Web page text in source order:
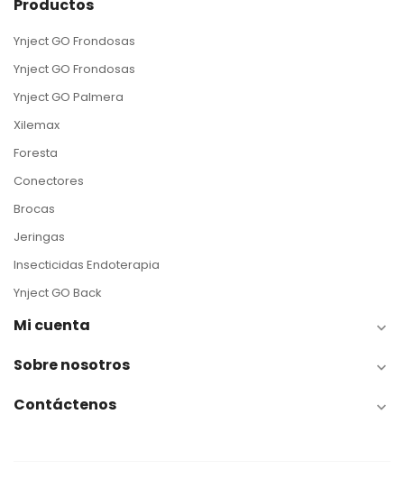
Productos
Ynject GO Frondosas
Ynject GO Frondosas
Ynject GO Palmera
Xilemax
Foresta
Conectores
Brocas
Jeringas
Insecticidas Endoterapia
Ynject GO Back
Mi cuenta 
Sobre nosotros 
Contáctenos 